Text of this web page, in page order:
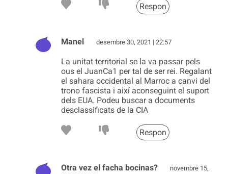
Respon
Manel desembre 30, 2021 | 22:57
La unitat territorial se la va passar pels
ous el JuanCa1 per tal de ser rei. Regalant
el sahara occidental al Marroc a canvi del
trono fascista i així aconseguint el suport
dels EUA. Podeu buscar a documents
desclassificats de la CIA
Respon
Otra vez el facha bocinas?
novembre 15,